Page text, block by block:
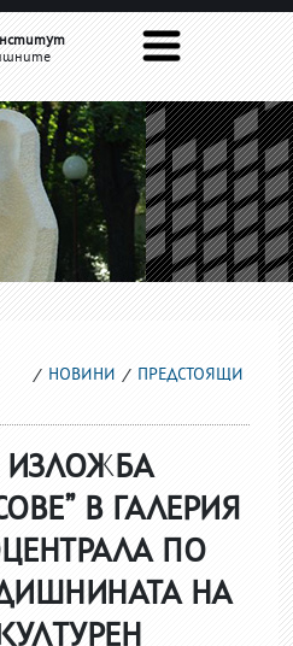
НОВИНИ ПРЕДСТОЯЩИ
ИЗЛОЖБА
В ГАЛЕРИЯ
ПО
НА